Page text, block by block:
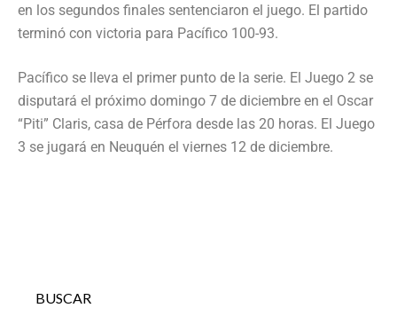
en los segundos finales sentenciaron el juego. El partido
terminó con victoria para Pacífico 100-93.
Pacífico se lleva el primer punto de la serie. El Juego 2 se
disputará el próximo domingo 7 de diciembre en el Oscar
“Piti” Claris, casa de Pérfora desde las 20 horas. El Juego
3 se jugará en Neuquén el viernes 12 de diciembre.
BUSCAR